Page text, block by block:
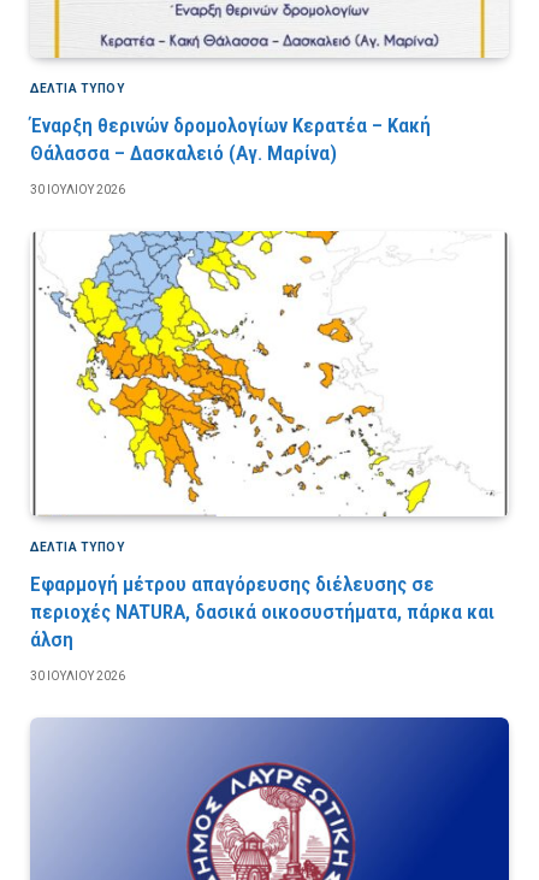
ΔΕΛΤΙΑ ΤΥΠΟΥ
Έναρξη θερινών δρομολογίων Κερατέα – Κακή
Θάλασσα – Δασκαλειό (Αγ. Μαρίνα)
30 ΙΟΥΛΊΟΥ 2026
ΔΕΛΤΙΑ ΤΥΠΟΥ
Εφαρμογή μέτρου απαγόρευσης διέλευσης σε
περιοχές NATURA, δασικά οικοσυστήματα, πάρκα και
άλση
30 ΙΟΥΛΊΟΥ 2026